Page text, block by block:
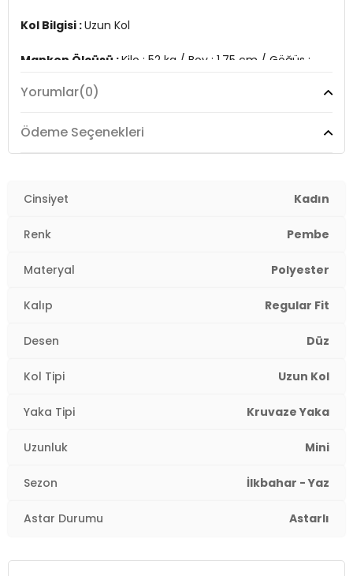
Kol Bilgisi :Uzun Kol
Manken Ölçüsü :Kilo : 52 kg / Boy : 1.75 cm / Göğüs :
2DE6051467.211
Yorumlar(0)
Ödeme Seçenekleri
Cinsiyet Kadın
Renk Pembe
Materyal Polyester
Kalıp Regular Fit
Desen Düz
Kol Tipi Uzun Kol
Yaka Tipi Kruvaze Yaka
Uzunluk Mini
Sezon İlkbahar - Yaz
Astar Durumu Astarlı